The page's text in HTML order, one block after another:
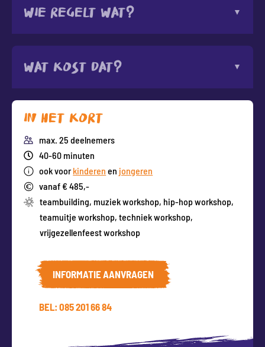
Wie regelt wat?
Wat kost dat?
In het kort
max. 25 deelnemers
40-60 minuten
ook voorkinderen enjongeren
vanaf € 485,-
teambuilding, muziek workshop, hip-hop workshop,
teamuitje workshop, techniek workshop,
vrijgezellenfeest workshop
INFORMATIE AANVRAGEN
BEL: 085 201 66 84